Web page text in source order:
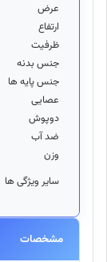
عرض
ارتفاع
ظرفیت
جنس بدنه
جنس پایه ها
عصایی
دوپوش
ضد آب
وزن
سایر ویژگی ها
مشخصات